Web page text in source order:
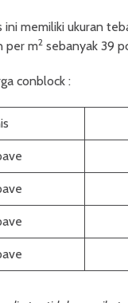
ini memiliki ukuran
per m2 sebanyak 39
conblock :